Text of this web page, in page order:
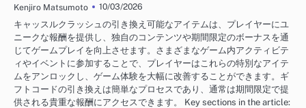
Kenjiro Matsumoto
10/03/2026
キャッスルクラッシュの引き換え可能なアイテムは、プレイヤーにユ
ニークな報酬を提供し、独自のコンテンツや期間限定のボーナスを通
じてゲームプレイを向上させます。さまざまなゲーム内アクティビテ
ィやイベントに参加することで、プレイヤーはこれらの特別なアイテ
ムをアンロックし、ゲーム体験を大幅に改善することができます。ギ
フトコードの引き換えは簡単なプロセスであり、通常は期間限定で提
供される貴重な報酬にアクセスできます。 Key sections in the article: